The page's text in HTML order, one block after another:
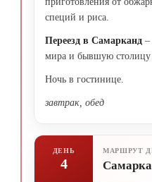
специй и риса.
Переезд в Самарканд –
мира и бывшую столицу
Ночь в гостинице.
завтрак, обед
ДЕНЬ
4
МАРШРУТ